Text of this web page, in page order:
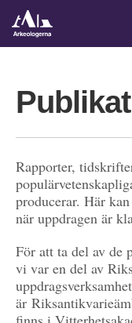
Rapporter,
producerar. Här
när uppdragen är
För att ta del av de
vi var en del av
är